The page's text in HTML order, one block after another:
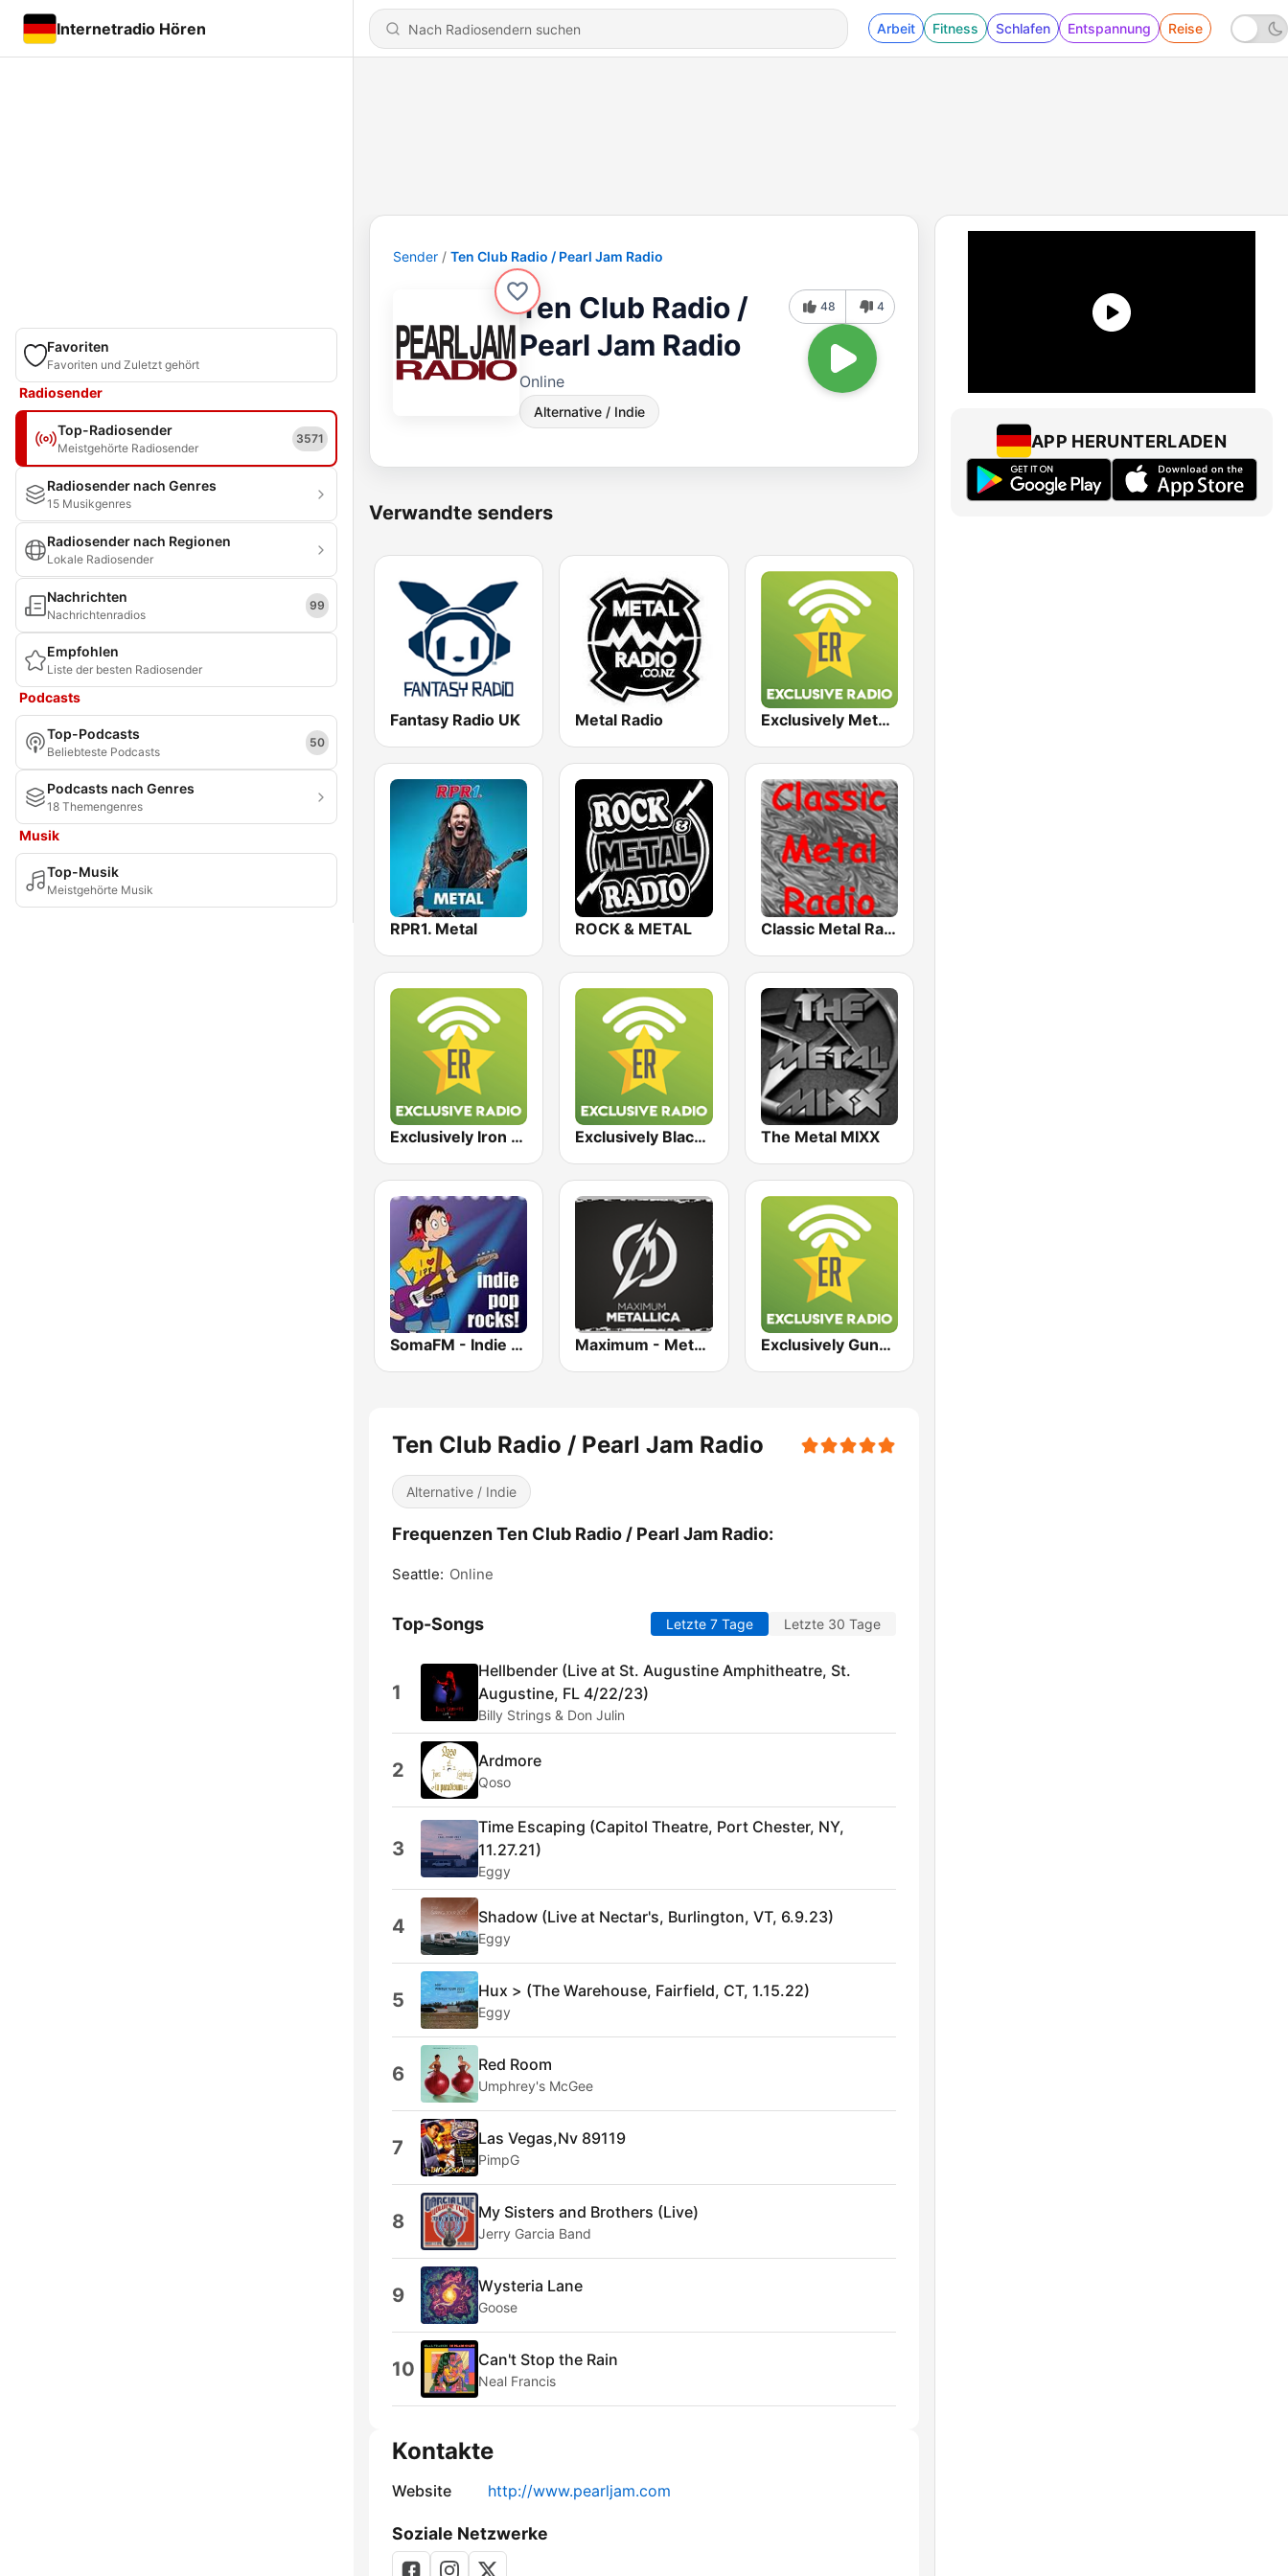
Internetradio Hören Arbeit Fitness Schlafen Entspannung Reise
Favoriten
Favoriten und Zuletzt gehört
Radiosender
Top-Radiosender
Meistgehörte Radiosender
3571
Radiosender nach Genres
15 Musikgenres
Radiosender nach Regionen
Lokale Radiosender
Nachrichten
Nachrichtenradios
99
Empfohlen
Liste der besten Radiosender
Podcasts
Top-Podcasts
Beliebteste Podcasts
50
Podcasts nach Genres
18 Themengenres
Musik
Top-Musik
Meistgehörte Musik
Sender Ten Club Radio / Pearl Jam Radio
Ten Club Radio /
Pearl Jam Radio
Online
Alternative / Indie
48 4
Verwandte senders
Fantasy Radio UK Metal Radio Exclusively Metallica
RPR1. Metal ROCK & METAL Classic Metal Radio
Exclusively Iron Maiden Exclusively Black Sabbath The Metal MIXX
SomaFM - Indie Pop Rocks! Maximum - Metallica (Максимум) Exclusively Guns N Roses
Ten Club Radio / Pearl Jam Radio
Alternative / Indie
Frequenzen Ten Club Radio / Pearl Jam Radio:
Seattle: Online
Top-Songs Letzte 7 Tage Letzte 30 Tage
1
Hellbender (Live at St. Augustine Amphitheatre, St.
Augustine, FL 4/22/23)
Billy Strings & Don Julin
2 Ardmore
Qoso
3
Time Escaping (Capitol Theatre, Port Chester, NY,
11.27.21)
Eggy
4 Shadow (Live at Nectar's, Burlington, VT, 6.9.23)
Eggy
5 Hux > (The Warehouse, Fairfield, CT, 1.15.22)
Eggy
6 Red Room
Umphrey's McGee
7 Las Vegas,Nv 89119
PimpG
8 My Sisters and Brothers (Live)
Jerry Garcia Band
9 Wysteria Lane
Goose
10 Can't Stop the Rain
Neal Francis
Kontakte
Website http://www.pearljam.com
Soziale Netzwerke
APP HERUNTERLADEN